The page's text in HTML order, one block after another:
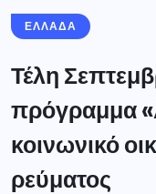
ΕΛΛΑΔΑ
Τέλη
πρόγραμμα
κοινωνικό
ρεύματος